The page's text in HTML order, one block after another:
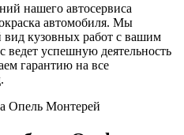
нашего автосервиса
автомобиля. Мы
кузовных работ с вашим
ведет успешную деятельность
гарантию на все